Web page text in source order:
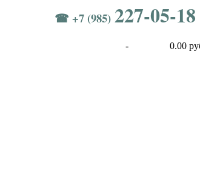
☎ +7 (985) 227-05-18
-
0.00